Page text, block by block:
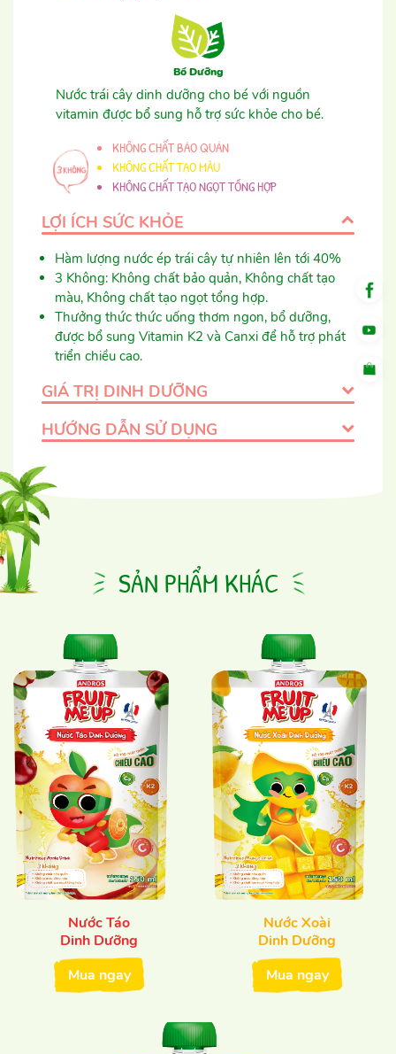
Bổ Dưỡng
Nước trái cây dinh dưỡng cho bé với nguồn
vitamin được bổ sung hỗ trợ sức khỏe cho bé.
KHÔNG CHẤT BẢO QUẢN
KHÔNG CHẤT TẠO MÀU
KHÔNG CHẤT TẠO NGỌT TỔNG HỢP
LỢI ÍCH SỨC KHỎE
Hàm lượng nước ép trái cây tự nhiên lên tới 40%
3 Không: Không chất bảo quản, Không chất tạo
màu, Không chất tạo ngọt tổng hợp. ​
Thưởng thức thức uống thơm ngon, bổ dưỡng,
được bổ sung Vitamin K2 và Canxi để hỗ trợ phát
triển chiều cao.​
GIÁ TRỊ DINH DƯỠNG
HƯỚNG DẪN SỬ DỤNG
SẢN PHẨM KHÁC
Nước Táo
Dinh Dưỡng
Mua ngay
Nước Xoài
Dinh Dưỡng
Mua ngay